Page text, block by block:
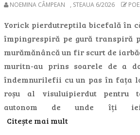
NOEMINA CÂMPEAN , STEAUA 6/2026
Yorick pierdutreptila bicefală în
împingrespiră pe gură transpiră
murămănâncă un fir scurt de
muritn-au prins soarele de a
îndemnurilefii cu un pas în fața
roșu al visuluipierdut pentru
autonom de unde îți iei
Citește mai mult